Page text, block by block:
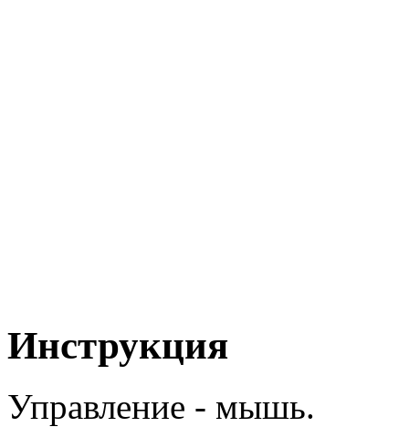
Инструкция
Управление - мышь.